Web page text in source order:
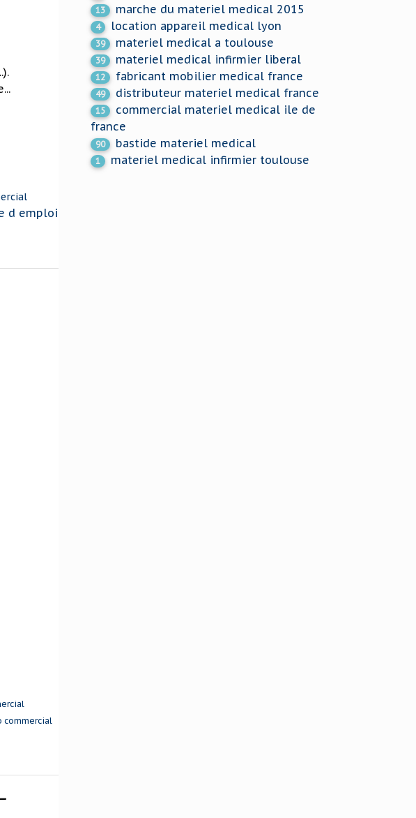
d emploi
13 marche du materiel medical 2015
4 location appareil medical lyon
39 materiel medical a toulouse
39 materiel medical infirmier liberal
12 fabricant mobilier medical france
49 distributeur materiel medical france
15
commercial materiel medical ile de
france
90 bastide materiel medical
1 materiel medical infirmier toulouse